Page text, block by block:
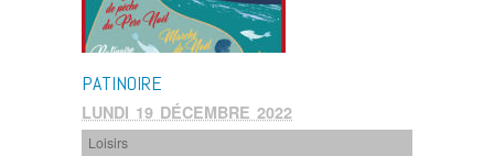
PATINOIRE
LUNDI 19 DÉCEMBRE 2022
Loisirs